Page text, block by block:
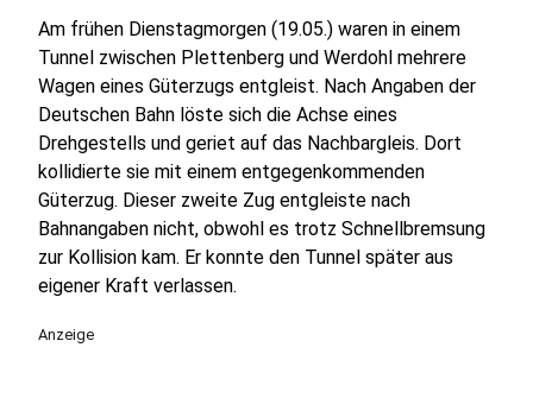
Am frühen Dienstagmorgen (19.05.) waren in einem
Tunnel zwischen Plettenberg und Werdohl mehrere
Wagen eines Güterzugs entgleist. Nach Angaben der
Deutschen Bahn löste sich die Achse eines
Drehgestells und geriet auf das Nachbargleis. Dort
kollidierte sie mit einem entgegenkommenden
Güterzug. Dieser zweite Zug entgleiste nach
Bahnangaben nicht, obwohl es trotz Schnellbremsung
zur Kollision kam. Er konnte den Tunnel später aus
eigener Kraft verlassen.
Anzeige